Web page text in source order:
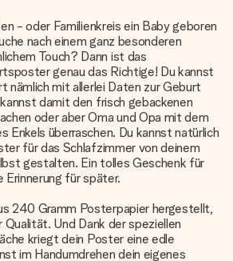
- oder Familienkreis ein Baby geboren
nach einem ganz besonderen
Touch? Dann ist das
genau das Richtige! Du kannst
nämlich mit allerlei Daten zur Geburt
damit den frisch gebackenen
oder aber Oma und Opa mit dem
Enkels überraschen. Du kannst natürlich
für das Schlafzimmer von deinem
gestalten. Ein tolles Geschenk für
für später.
240 Gramm Posterpapier hergestellt,
Qualität. Und Dank der speziellen
kriegt dein Poster eine edle
im Handumdrehen dein eigenes